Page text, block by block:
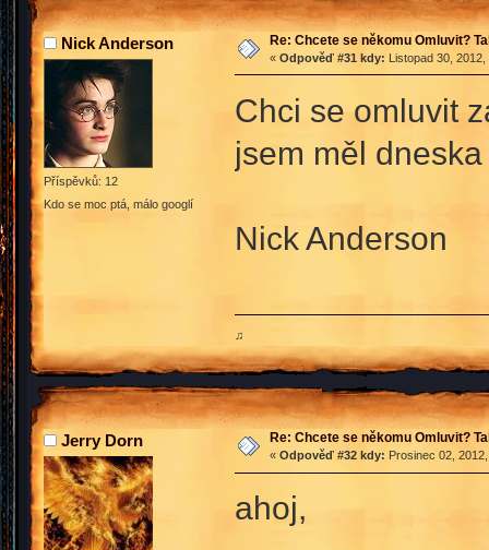
Nick Anderson
Příspěvků: 12
Kdo se moc ptá, málo googlí
Re: Chcete se někomu Omluvit?
« Odpověď #31 kdy: Listopad 30,
Chci se omluvit
jsem měl
Nick Anderson
♫
Jerry Dorn Re: Chcete se někomu Omluvit?
« Odpověď #32 kdy: Prosinec 02,
ahoj,